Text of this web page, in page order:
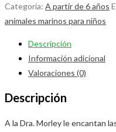
Categoría: A partir de 6 años
animales marinos para niños
Descripción
Información adicional
Valoraciones (0)
Descripción
A la Dra. Morley le encantan